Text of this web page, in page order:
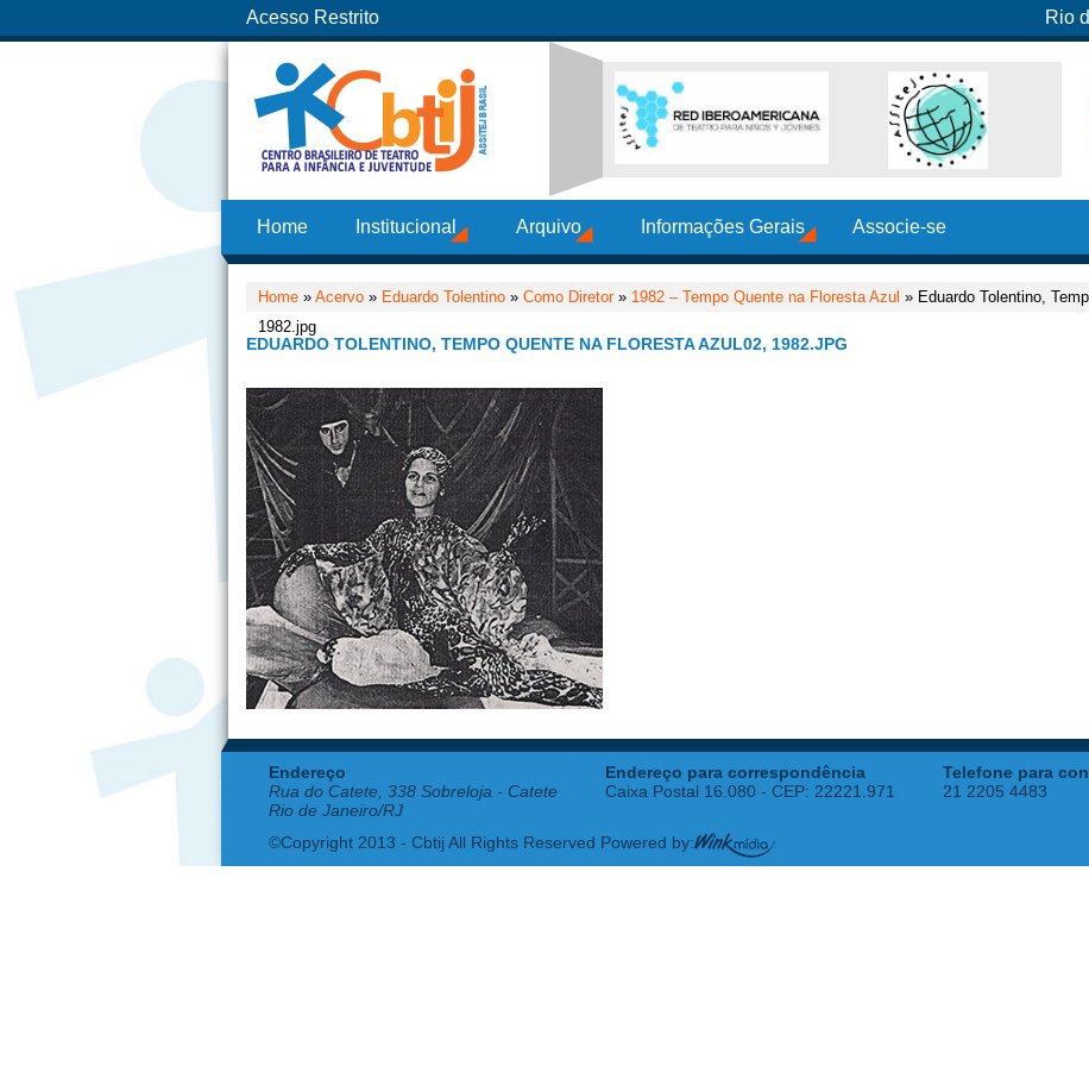
Acesso Restrito Rio
Home Institucional Arquivo Informações Gerais Associe-se
Home » Acervo » Eduardo Tolentino » Como Diretor» 1982 – Tempo Quente na Floresta Azul » Eduardo Tolentino,
1982.jpg
EDUARDO TOLENTINO, TEMPO QUENTE NA FLORESTA AZUL02, 1982.JPG
Endereço
Rua do Catete, 338 Sobreloja - Catete
Rio de Janeiro/RJ
Endereço para correspondência
Caixa Postal 16.080 - CEP: 22221.971
Telefone para
21 2205 4483
©Copyright 2013 - Cbtij All Rights Reserved Powered by: